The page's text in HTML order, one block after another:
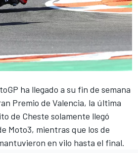
ha llegado a su fin de semana
Premio de Valencia, la última
de Cheste solamente llegó
Moto3, mientras que los de
en vilo hasta el final.